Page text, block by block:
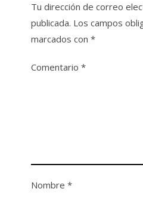
Tu dirección de correo
publicada. Los campos
marcados con*
Comentario*
Nombre*